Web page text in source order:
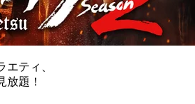
ティ、
放題！